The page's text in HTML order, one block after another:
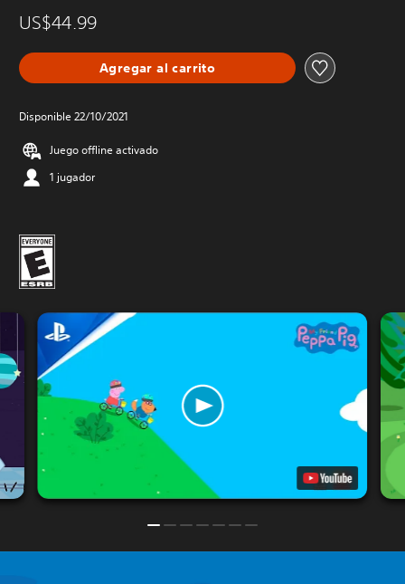
US$44.99
Agregar al carrito
Disponible 22/10/2021
Juego offline activado
1 jugador